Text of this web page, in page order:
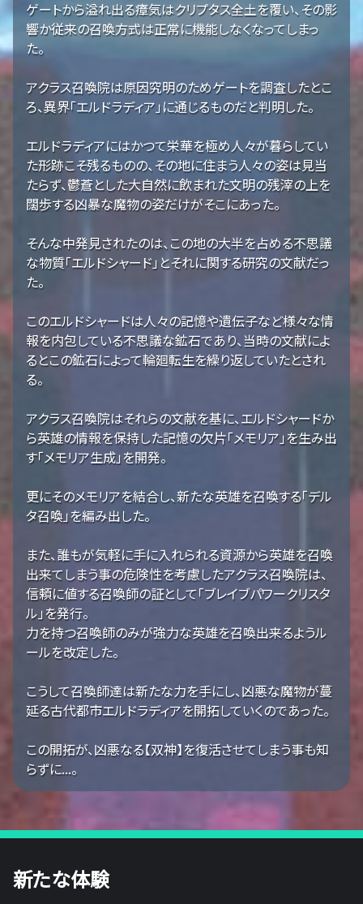
ゲートから溢れ出る瘴気はクリプタス全土を覆い、その影
響か従来の召喚方式は正常に機能しなくなってしまっ
た。
アクラス召喚院は原因究明のためゲートを調査したとこ
ろ、異界「エルドラディア」に通じるものだと判明した。
エルドラディアにはかつて栄華を極め人々が暮らしてい
た形跡こそ残るものの、その地に住まう人々の姿は見当
たらず、鬱蒼とした大自然に飲まれた文明の残滓の上を
闊歩する凶暴な魔物の姿だけがそこにあった。
そんな中発見されたのは、この地の大半を占める不思議
な物質「エルドシャード」とそれに関する研究の文献だっ
た。
このエルドシャードは人々の記憶や遺伝子など様々な情
報を内包している不思議な鉱石であり、当時の文献によ
るとこの鉱石によって輪廻転生を繰り返していたとされ
る。
アクラス召喚院はそれらの文献を基に、エルドシャードか
ら英雄の情報を保持した記憶の欠片「メモリア」を生み出
す「メモリア生成」を開発。
更にそのメモリアを結合し、新たな英雄を召喚する「デル
タ召喚」を編み出した。
また、誰もが気軽に手に入れられる資源から英雄を召喚
出来てしまう事の危険性を考慮したアクラス召喚院は、
信頼に値する召喚師の証として「ブレイブパワークリスタ
ル」を発行。
力を持つ召喚師のみが強力な英雄を召喚出来るようル
ールを改定した。
こうして召喚師達は新たな力を手にし、凶悪な魔物が蔓
延る古代都市エルドラディアを開拓していくのであった。
この開拓が、凶悪なる【双神】を復活させてしまう事も知
らずに...。
新たな体験